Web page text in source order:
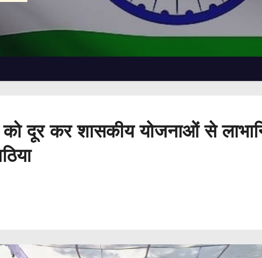
दूर कर शासकीय योजनाओं से